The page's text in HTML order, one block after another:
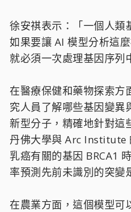
徐安祺表示：「一個人類
如果要讓 AI 模型分析這
就必須一次處理基因序列
在醫療保健和藥物探索方
究人員了解哪些基因變異
新型分子，精確地針對這
丹佛大學與 Arc Institute
乳癌有關的基因 BRCA1
率預測先前未識別的突變
在農業方面，這個模型可